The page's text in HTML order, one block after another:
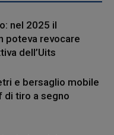
nel 2025 il
poteva revocare
dell’Uits
e bersaglio mobile
di tiro a segno